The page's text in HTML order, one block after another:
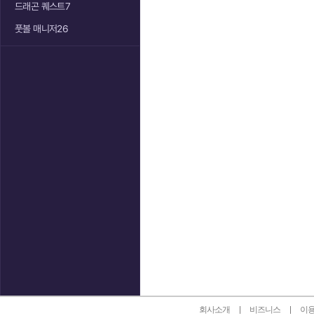
드래곤 퀘스트7
풋볼 매니저26
회사소개 비즈니스 이